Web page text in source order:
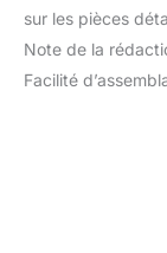
sur les pièces
Note de la
Facilité